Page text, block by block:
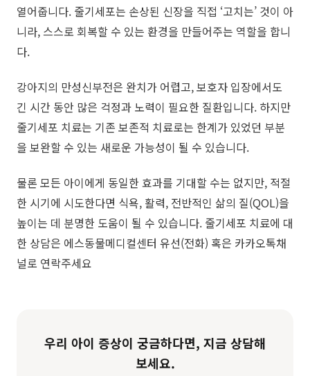
열어줍니다. 줄기세포는 손상된 신장을 직접 ‘고치는’ 것이 아
니라, 스스로 회복할 수 있는 환경을 만들어주는 역할을 합니
다.
​강아지의 만성신부전은 완치가 어렵고, 보호자 입장에서도
긴 시간 동안 많은 걱정과 노력이 필요한 질환입니다. 하지만
줄기세포 치료는 기존 보존적 치료로는 한계가 있었던 부분
을 보완할 수 있는 새로운 가능성이 될 수 있습니다.
​물론 모든 아이에게 동일한 효과를 기대할 수는 없지만, 적절
한 시기에 시도한다면 식욕, 활력, 전반적인 삶의 질(QOL)을
높이는 데 분명한 도움이 될 수 있습니다. 줄기세포 치료에 대
한 상담은 에스동물메디컬센터 유선(전화) 혹은 카카오톡채
널로 연락주세요
우리 아이 증상이 궁금하다면, 지금 상담해
보세요.